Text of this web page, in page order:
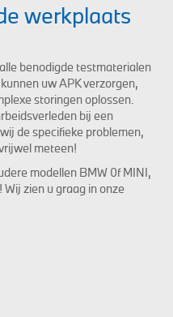
werkplaats
benodigde testmaterialen
uw APK verzorgen,
storingen oplossen.
bij een
de specifieke problemen,
meteen!
modellen BMW 0f MINI,
zien u graag in onze